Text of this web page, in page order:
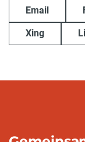
Email
Xing